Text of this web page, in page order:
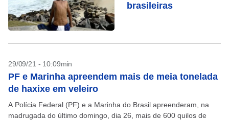
brasileiras
29/09/21 - 10:09min
PF e Marinha apreendem mais de meia tonelada
de haxixe em veleiro
A Polícia Federal (PF) e a Marinha do Brasil apreenderam, na
madrugada do último domingo, dia 26, mais de 600 quilos de